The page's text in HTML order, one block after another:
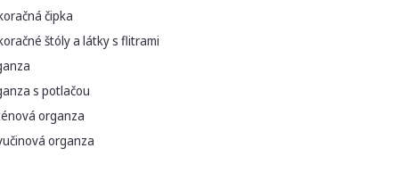
čipka
štóly a látky s flitrami
s potlačou
organza
organza